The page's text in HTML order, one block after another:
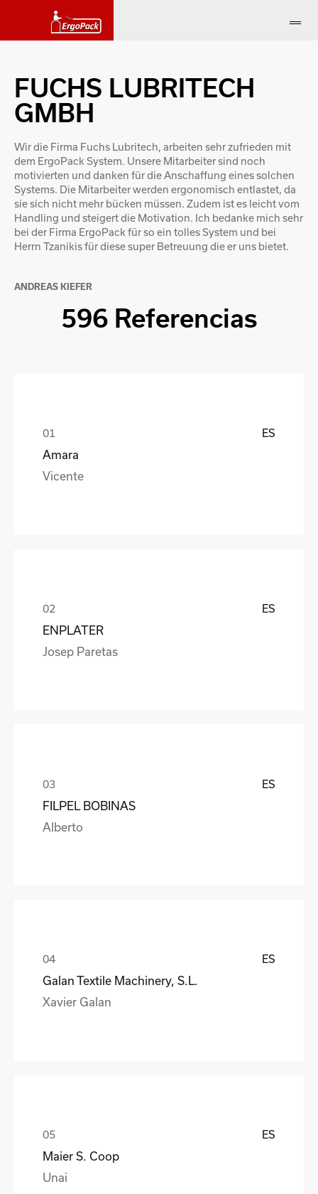
FUCHS LUBRITECH
GMBH
Wir die Firma Fuchs Lubritech, arbeiten sehr zufrieden mit
dem ErgoPack System. Unsere Mitarbeiter sind noch
motivierten und danken für die Anschaffung eines solchen
Systems. Die Mitarbeiter werden ergonomisch entlastet, da
sie sich nicht mehr bücken müssen. Zudem ist es leicht vom
Handling und steigert die Motivation. Ich bedanke mich sehr
bei der Firma ErgoPack für so ein tolles System und bei
Herrn Tzanikis für diese super Betreuung die er uns bietet.
ANDREAS KIEFER
596 Referencias
ES
Amara
Vicente
ES
ENPLATER
Josep Paretas
ES
FILPEL BOBINAS
Alberto
ES
Galan Textile Machinery, S.L.
Xavier Galan
ES
Maier S. Coop
Unai